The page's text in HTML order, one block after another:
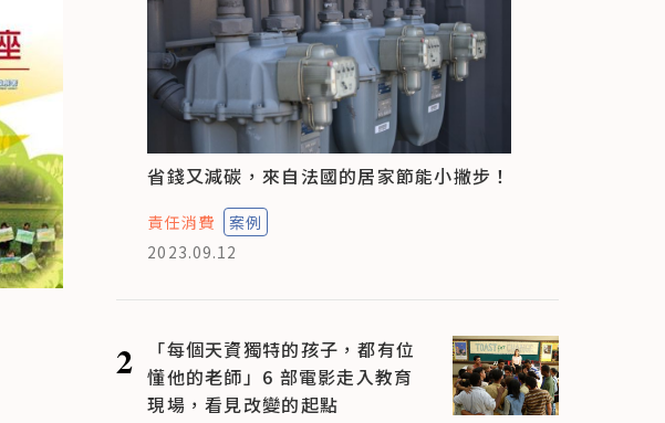
省錢又減碳，來自法國的居家節能小撇步！
責任消費
案例
2023.09.12
2
「每個天資獨特的孩子，都有位
懂他的老師」6 部電影走入教育
現場，看見改變的起點